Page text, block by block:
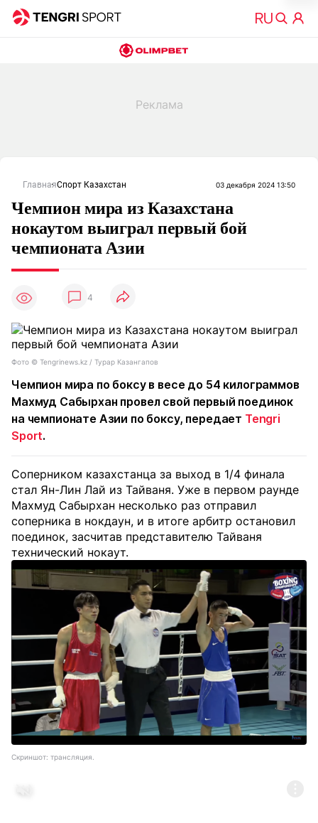
ГлавнаяСпорт Казахстан 03 декабря 2024 13:50
Чемпион мира из Казахстана
нокаутом выиграл первый бой
чемпионата Азии
4
Фото ©️ Tengrinews.kz / Турар Казангапов
Чемпион мира по боксу в весе до 54 килограммов
Махмуд Сабырхан провел свой первый поединок
на чемпионате Азии по боксу, передает Tengri
Sport.
Соперником казахстанца за выход в 1/4 финала
стал Ян-Лин Лай из Тайваня. Уже в первом раунде
Махмуд Сабырхан несколько раз отправил
соперника в нокдаун, и в итоге арбитр остановил
поединок, засчитав представителю Тайваня
технический нокаут.
Скриншот: трансляция.